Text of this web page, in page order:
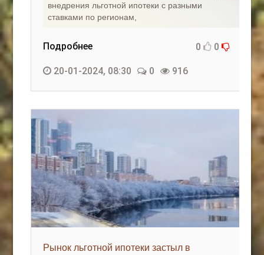
внедрения льготной ипотеки с разными
ставками по регионам,
Подробнее 0 0
20-01-2024, 08:30 0 916
Рынок льготной ипотеки застыл в